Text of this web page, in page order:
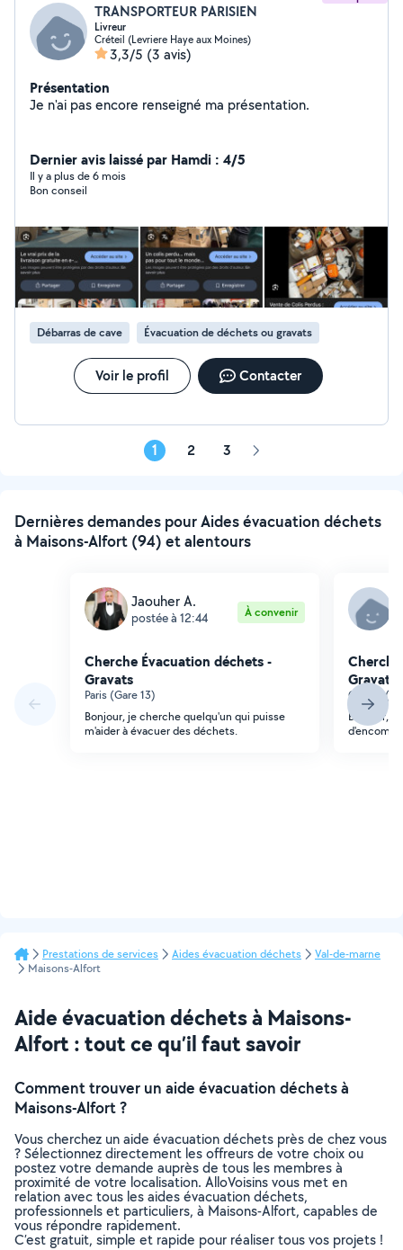
TRANSPORTEUR PARISIEN
Livreur
Créteil (Levriere Haye aux Moines)
3,3/5 (3 avis)
Présentation
Je n'ai pas encore renseigné ma présentation.
Dernier avis laissé par Hamdi : 4/5
Il y a plus de 6 mois
Bon conseil
Débarras de cave Évacuation de déchets ou gravats
Voir le profil Contacter
1 2 3 Page
Dernières demandes pour Aides évacuation déchets
à Maisons-Alfort (94) et alentours
Jaouher A.
postée à 12:44 À convenir
Cherche Évacuation déchets -
Gravats
Paris (Gare 13)
Bonjour, je cherche quelqu'un qui puisse
m'aider à évacuer des déchets.
Gravats
Créteil
Bonjour,
Prestations de services Aides évacuation déchets
Val-de-marne
Maisons-Alfort
Aide évacuation déchets à Maisons-
Alfort : tout ce qu’il faut savoir
Comment trouver un aide évacuation déchets à
Maisons-Alfort ?
Vous cherchez un aide évacuation déchets près de chez vous
? Sélectionnez directement les offreurs de votre choix ou
postez votre demande auprès de tous les membres à
proximité de votre localisation. AlloVoisins vous met en
relation avec tous les aides évacuation déchets,
professionnels et particuliers, à Maisons-Alfort, capables de
vous répondre rapidement.
C’est gratuit, simple et rapide pour réaliser tous vos projets !